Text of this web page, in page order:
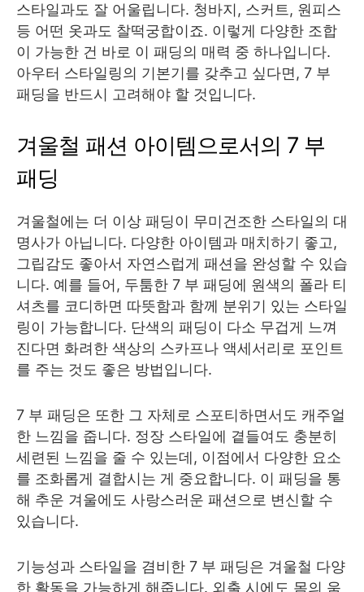
스타일과도 잘 어울립니다. 청바지, 스커트, 원피스
등 어떤 옷과도 찰떡궁합이죠. 이렇게 다양한 조합
이 가능한 건 바로 이 패딩의 매력 중 하나입니다.
아우터 스타일링의 기본기를 갖추고 싶다면, 7 부
패딩을 반드시 고려해야 할 것입니다.
겨울철 패션 아이템으로서의 7 부
패딩
겨울철에는 더 이상 패딩이 무미건조한 스타일의 대
명사가 아닙니다. 다양한 아이템과 매치하기 좋고,
그립감도 좋아서 자연스럽게 패션을 완성할 수 있습
니다. 예를 들어, 두툼한 7 부 패딩에 원색의 폴라 티
셔츠를 코디하면 따뜻함과 함께 분위기 있는 스타일
링이 가능합니다. 단색의 패딩이 다소 무겁게 느껴
진다면 화려한 색상의 스카프나 액세서리로 포인트
를 주는 것도 좋은 방법입니다.
7 부 패딩은 또한 그 자체로 스포티하면서도 캐주얼
한 느낌을 줍니다. 정장 스타일에 곁들여도 충분히
세련된 느낌을 줄 수 있는데, 이점에서 다양한 요소
를 조화롭게 결합시는 게 중요합니다. 이 패딩을 통
해 추운 겨울에도 사랑스러운 패션으로 변신할 수
있습니다.
기능성과 스타일을 겸비한 7 부 패딩은 겨울철 다양
한 활동을 가능하게 해줍니다. 외출 시에도 몸의 움